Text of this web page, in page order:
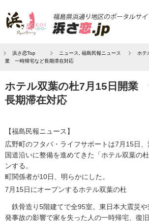
浜さ恋Top ニュース 福島民報ニュース
ホテ
業 一時帰宅など長期滞在対応
ホテル双葉の杜7月15日開業
長期滞在対応
【福島民報ニュース】
広野町のフタバ・ライフサポートは7月15日
国道沿いに整備を進めてきた「ホテル双葉の
ンする。
町関係者が10日、明らかにした。
7月15日にオープンするホテル双葉の杜
鉄骨造り5階建てで全95室。東日本大震災
発事故の影響で家を失った人の一時帰宅、復